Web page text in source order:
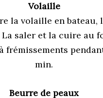
Volaille
la volaille en bateau,
saler et la cuire au
frémissements
min.
Beurre de peaux